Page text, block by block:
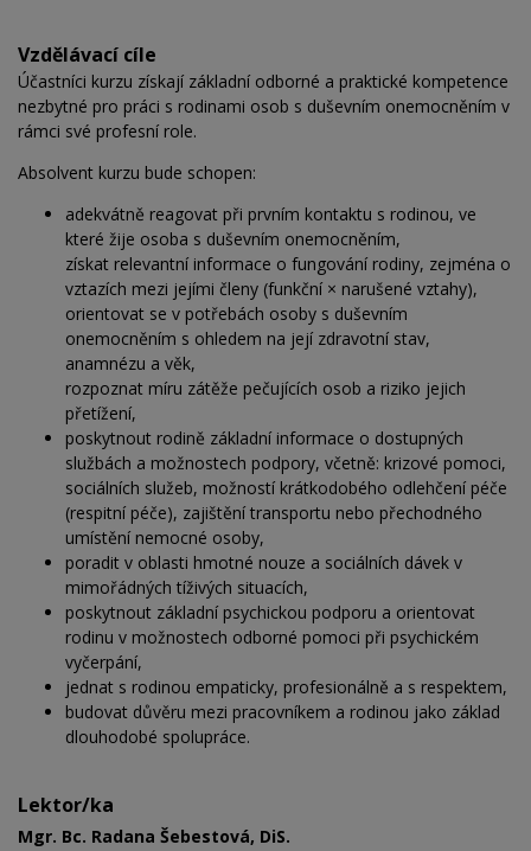
Vzdělávací cíle
Účastníci kurzu získají základní odborné a praktické kompetence
nezbytné pro práci s rodinami osob s duševním onemocněním v
rámci své profesní role.
Absolvent kurzu bude schopen:
adekvátně reagovat při prvním kontaktu s rodinou, ve
které žije osoba s duševním onemocněním,
získat relevantní informace o fungování rodiny, zejména o
vztazích mezi jejími členy (funkční × narušené vztahy),
orientovat se v potřebách osoby s duševním
onemocněním s ohledem na její zdravotní stav,
anamnézu a věk,
rozpoznat míru zátěže pečujících osob a riziko jejich
přetížení,
poskytnout rodině základní informace o dostupných
službách a možnostech podpory, včetně: krizové pomoci,
sociálních služeb, možností krátkodobého odlehčení péče
(respitní péče), zajištění transportu nebo přechodného
umístění nemocné osoby,
poradit v oblasti hmotné nouze a sociálních dávek v
mimořádných tíživých situacích,
poskytnout základní psychickou podporu a orientovat
rodinu v možnostech odborné pomoci při psychickém
vyčerpání,
jednat s rodinou empaticky, profesionálně a s respektem,
budovat důvěru mezi pracovníkem a rodinou jako základ
dlouhodobé spolupráce.
Lektor/ka
Mgr. Bc. Radana Šebestová, DiS.